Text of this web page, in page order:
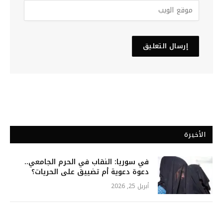
الأخيرة
في سوريا: النقاب في الحرم الجامعي..
دعوة دعوية أم تضييق على الحريات؟
أبريل 25, 2026